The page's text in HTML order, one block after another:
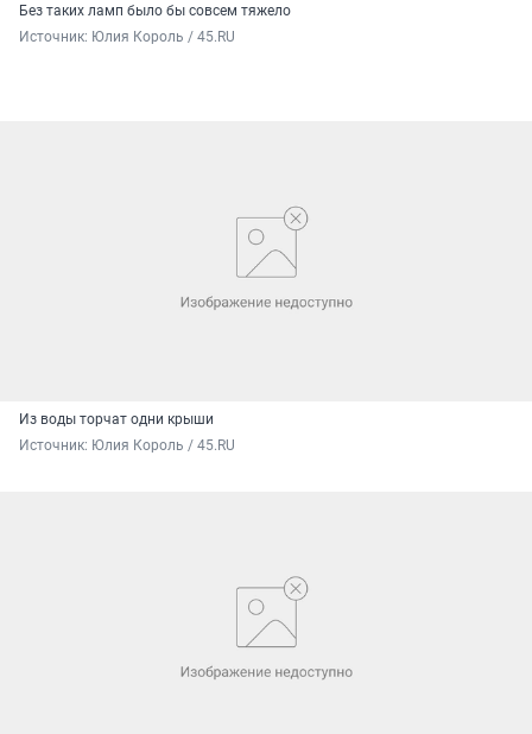
Без таких ламп было бы совсем тяжело
Источник: Юлия Король / 45.RU
Из воды торчат одни крыши
Источник: Юлия Король / 45.RU